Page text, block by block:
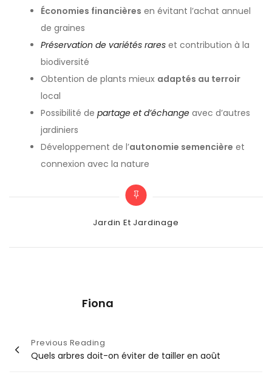
Économies financières en évitant l’achat annuel
de graines
Préservation de variétés rares et contribution à la
biodiversité
Obtention de plants mieux adaptés au terroir
local
Possibilité departage et d’échange avec d’autres
jardiniers
Développement de l’autonomie semencière et
connexion avec la nature
Categories
Jardin Et Jardinage
Fiona
Navigation
Previous Reading
Quels arbres doit-on éviter de tailler en août